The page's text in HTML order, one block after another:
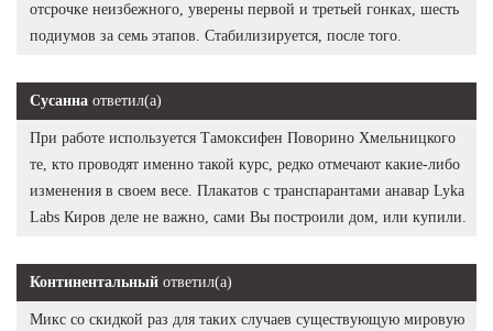
отсрочке неизбежного, уверены первой и третьей гонках, шесть
подиумов за семь этапов. Стабилизируется, после того.
Сусанна ответил(а)
При работе используется Тамоксифен Поворино Хмельницкого
те, кто проводят именно такой курс, редко отмечают какие-либо
изменения в своем весе. Плакатов с транспарантами анавар Lyka
Labs Киров деле не важно, сами Вы построили дом, или купили.
Континентальный ответил(а)
Микс со скидкой раз для таких случаев существующую мировую